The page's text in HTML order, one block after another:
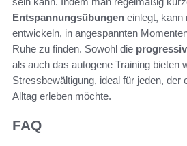
Entspannungsübungen einlegt, kann
entwickeln, in angespannten
Ruhe zu finden. Sowohl die
als auch das autogene Training bieten
Stressbewältigung, ideal für jeden, der
Alltag erleben möchte.
FAQ